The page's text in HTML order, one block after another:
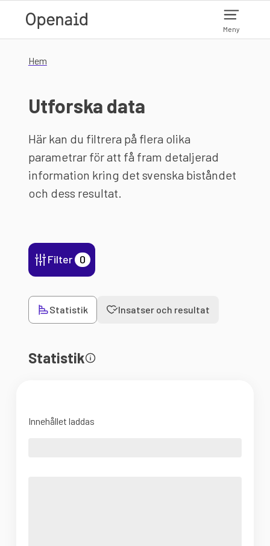
Meny
Hem
Utforska data
Här kan du filtrera på flera olika
parametrar för att få fram detaljerad
information kring det svenska biståndet
och dess resultat.
Filter 0
Statistik Insatser och resultat
Statistik
Innehållet laddas